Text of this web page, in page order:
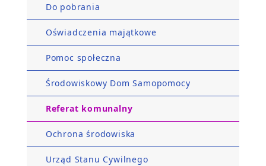
Do pobrania
Oświadczenia majątkowe
Pomoc społeczna
Środowiskowy Dom Samopomocy
Referat komunalny
Ochrona środowiska
Urząd Stanu Cywilnego